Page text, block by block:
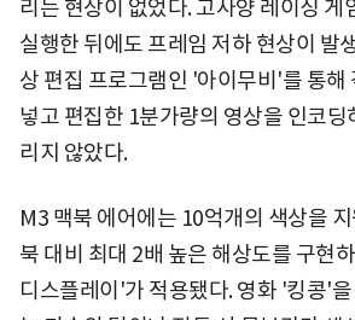
리는 현상이 없었다. 고사양 레이싱 게
실행한 뒤에도 프레임 저하 현상이 발
상 편집 프로그램인 '아이무비'를 통해
넣고 편집한 1분가량의 영상을 인코딩
리지 않았다.
M3 맥북 에어에는 10억개의 색상을
북 대비 최대 2배 높은 해상도를 구현
디스플레이'가 적용됐다. 영화 '킹콩'